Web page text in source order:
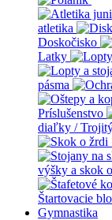
atletika
Doskočisko
Latky
pásma
Príslušenstvo
diaľky /
výšky a skok
Štartovacie
Gymnastika